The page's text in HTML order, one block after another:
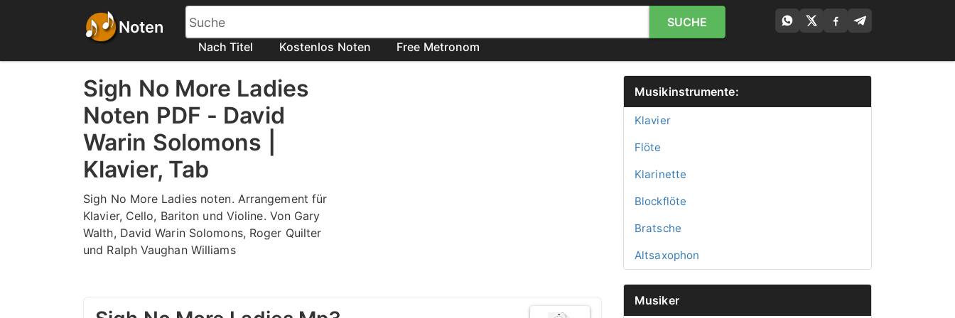
Noten
SUCHE
Nach Titel
Kostenlos Noten Free Metronom
Sigh No More Ladies
Noten PDF - David
Warin Solomons |
Klavier, Tab
Sigh No More Ladies noten. Arrangement für
Klavier, Cello, Bariton und Violine. Von Gary
Walth, David Warin Solomons, Roger Quilter
und Ralph Vaughan Williams
Musikinstrumente:
Klavier
Flöte
Klarinette
Blockflöte
Bratsche
Altsaxophon
Musiker